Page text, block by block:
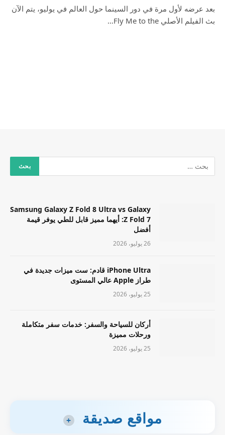
بعد عرضه لأول مرة في دور السينما حول العالم في يوليو، يتم الآن
بث الفيلم الأصلي Fly Me to the…
Samsung Galaxy Z Fold 8 Ultra vs Galaxy
Z Fold 7: أيهما مميز قابل للطي يوفر قيمة
أفضل
26 يوليو، 2026
iPhone Ultra قادم: ست ميزات جديدة في
طراز Apple عالي المستوى
25 يوليو، 2026
أركان للسياحة والسفر: خدمات سفر متكاملة
ورحلات مميزة
25 يوليو، 2026
مواقع صديقة +